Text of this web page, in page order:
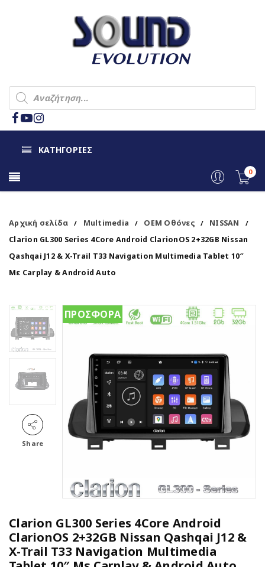
ΚΑΤΗΓΟΡΙΕΣ
0
Αρχική σελίδα / Multimedia / OEM Οθόνες / NISSAN /
Clarion GL300 Series 4Core Android ClarionOS 2+32GB Nissan
Qashqai J12 & X-Trail T33 Navigation Multimedia Tablet 10″
Με Carplay & Android Auto
Share
ΠΡΟΣΦΟΡΑ
Clarion GL300 Series 4Core Android
ClarionOS 2+32GB Nissan Qashqai J12 &
X-Trail T33 Navigation Multimedia